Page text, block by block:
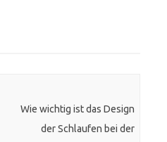
Wie wichtig ist das Design
der Schlaufen bei der